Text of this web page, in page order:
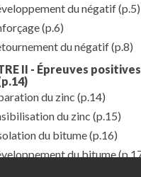
du négatif(p.5)
(p.6)
du négatif(p.8)
II - Épreuves
du zinc (p.14)
du zinc (p.15)
du bitume(p.16)
du bitume